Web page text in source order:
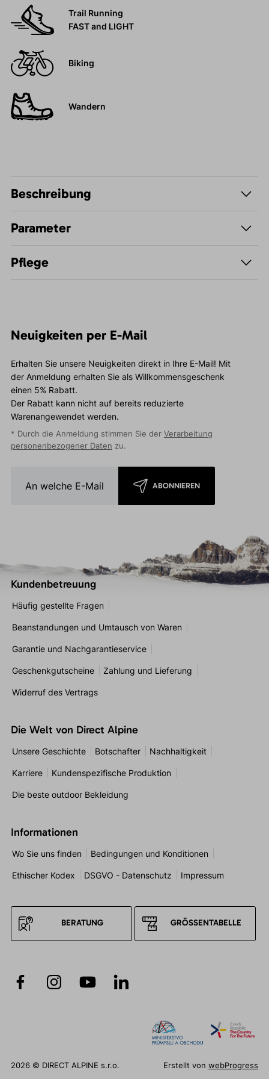
Trail Running
FAST and LIGHT
Biking
Wandern
Beschreibung
Parameter
Pflege
Neuigkeiten per E-Mail
Erhalten Sie unsere Neuigkeiten direkt in Ihre E-Mail! Mit
der Anmeldung erhalten Sie als Willkommensgeschenk
einen 5% Rabatt.
Der Rabatt kann nicht auf bereits reduzierte
Warenangewendet werden.
* Durch die Anmeldung stimmen Sie der Verarbeitung
personenbezogener Daten zu.
ABONNIEREN
Kundenbetreuung
Häufig gestellte Fragen
Beanstandungen und Umtausch von Waren
Garantie und Nachgarantieservice
Geschenkgutscheine Zahlung und Lieferung
Widerruf des Vertrags
Die Welt von Direct Alpine
Unsere Geschichte Botschafter Nachhaltigkeit
Karriere Kundenspezifische Produktion
Die beste outdoor Bekleidung
Informationen
Wo Sie uns finden Bedingungen und Konditionen
Ethischer Kodex DSGVO - Datenschutz Impressum
BERATUNG GRÖSSENTABELLE
2026 © DIRECT ALPINE s.r.o. Erstellt vonwebProgress